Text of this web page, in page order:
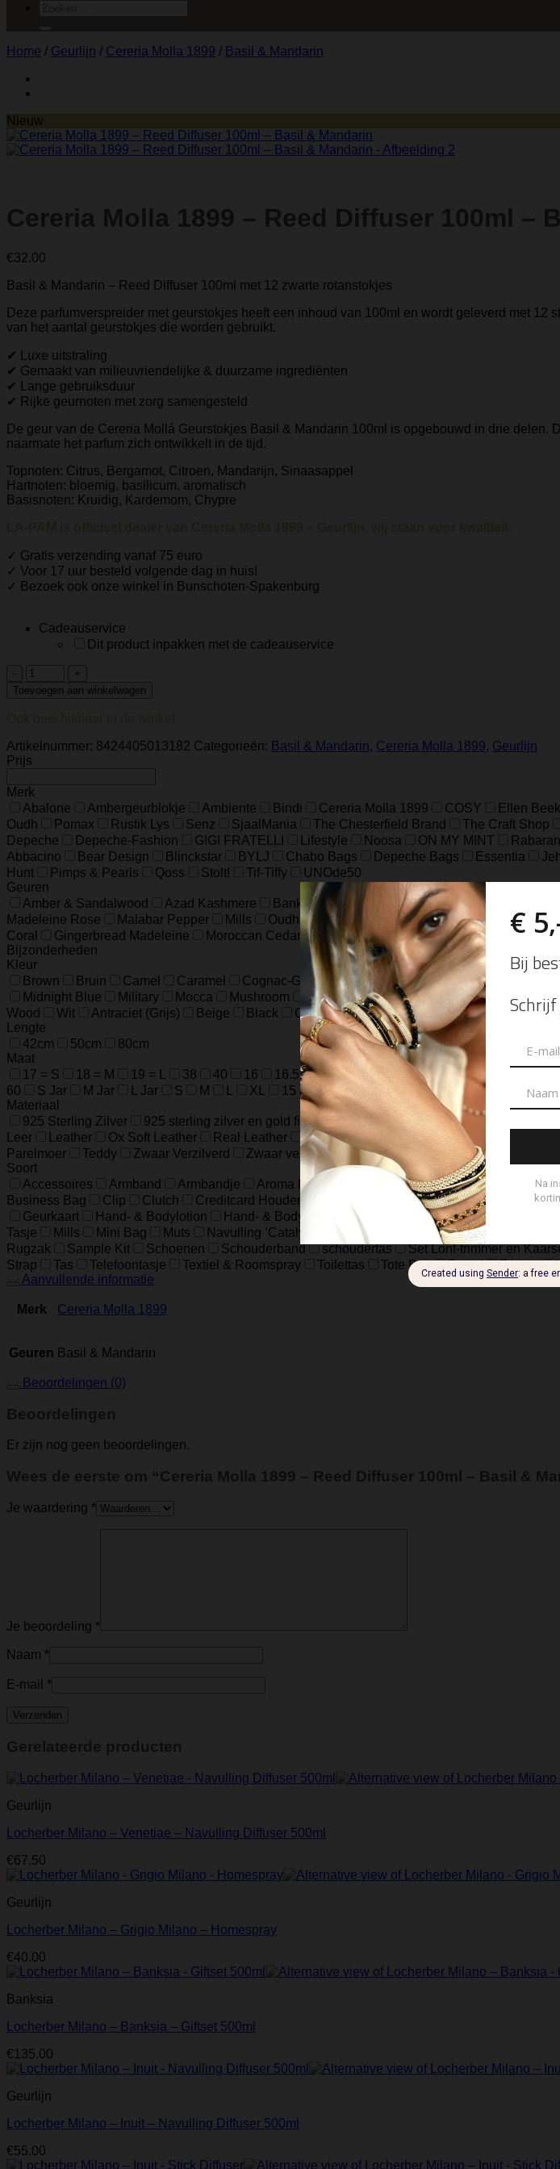
Home / Geurlijn / Cereria Molla 1899 / Basil & Mandarin
Nieuw
Cereria Molla 1899 – Reed Diffuser 100ml –
€32.00
Basil & Mandarin – Reed Diffuser 100ml met 12 zwarte rotanstokjes
Deze parfumverspreider met geurstokjes heeft een inhoud van 100ml en wordt geleverd met
van het aantal geurstokjes die worden gebruikt.
✔ Luxe uitstraling
✔ Gemaakt van milieuvriendelijke & duurzame ingrediënten
✔ Lange gebruiksduur
✔ Rijke geurnoten met zorg samengesteld
De geur van de Cereria Mollá Geurstokjes Basil & Mandarin 100ml is opgebouwd in drie
naarmate het parfum zich ontwikkelt in de tijd.
Topnoten: Citrus, Bergamot, Citroen, Mandarijn, Sinaasappel
Hartnoten: bloemig, basilicum, aromatisch
Basisnoten: Kruidig, Kardemom, Chypre
✓ Gratis verzending vanaf 75 euro
✓ Voor 17 uur besteld volgende dag in huis!
✓ Bezoek ook onze winkel in Bunschoten-Spakenburg
Cadeauservice
Dit product inpakken met de cadeauservice
Cereria
Molla
1899
Diffuser
100ml
Basil
&
Mandarin
aantal
Toevoegen aan winkelwagen
Artikelnummer: 8424405013182 Categorieën: Basil & Mandarin, Cereria Molla 1899, Geurlijn
Prijs
Merk
Abalone
Ambergeurblokje Ambiente Bindi Cereria Molla 1899 COSY Ellen
Oudh
Pomax Rustik Lys Senz SjaalMania The Chesterfield Brand The Craft Shop
Depeche
Depeche-Fashion GIGI FRATELLI Lifestyle Noosa ON MY MINT
Abbacino
Bear Design Blinckstar BYLJ Chabo Bags Depeche Bags Essentia
Hunt
Pimps & Pearls Qoss Stolt! Tif-Tiffy
UNOde50
Geuren
Amber & Sandalwood
Azad Kashmere Banksia Black Karthago Black Orchid & Lily
Madeleine Rose
Malabar Pepper Mills Oudh Polder Velvet Wood Venetiae
Coral
Gingerbread Madeleine Moroccan Cedar Mountain Pine Santal & Tonka Tea &
Bijzonderheden
Kleur
Brown
Bruin Camel Caramel Cognac-Groen-Rood Dark Wood Fel Groen
Midnight Blue
Military Mocca Mushroom Night Blue Off White Pomgranaat Rood
Wood
Wit Antraciet (Grijs) Beige Black Champagne Cognac Eucalyptus Fog
Lengte
42cm
50cm
80cm
Maat
17 = S
18 = M 19 = L 38 40 16 16.5 17.5 18.5 37 39 41
60
S Jar M Jar L Jar S M XL
15 cm / 5.9 inch
Materiaal
925 Sterling Zilver
925 sterling zilver en gold filled 925 sterling Zilver geoxideerd,
Leer
Leather Ox Soft Leather Real Leather Runder Leer Zilver Verguld
Parelmoer
Teddy Zwaar Verzilverd
Zwaar verzilverd (15 micron)
Soort
Accessoires
Armband Armbandje Aroma Diffuser Autogeur Avondtasje Bandana
Business Bag
Clip Clutch Creditcard Houder Creditcard Wallet Crossbody Eau de
Geurkaart
Hand- & Bodylotion Hand- & Bodywash Handschoen Handtas
Tasje
Mills Mini Bag Muts Navulling ‘Catalytic’ Geurbrander Navulling Reed Diffuser
Rugzak
Sample Kit Schoenen Schouderband schoudertas Set Lont-trimmer en
Strap
Tas Telefoontasje Textiel & Roomspray Toilettas Tote Bag Travel Trigger
Aanvullende informatie
Merk Cereria Molla 1899
Geuren Basil & Mandarin
Beoordelingen (0)
Beoordelingen
Er zijn nog geen beoordelingen.
Wees de eerste om “Cereria Molla 1899 – Reed Diffuser 100ml – Basil &
Je waardering *
Je beoordeling *
Naam *
E-mail *
Gerelateerde producten
Geurlijn
Locherber Milano – Venetiae – Navulling Diffuser 500ml
€67.50
Geurlijn
Locherber Milano – Grigio Milano – Homespray
€40.00
Banksia
Locherber Milano – Banksia – Giftset 500ml
€135.00
Geurlijn
Locherber Milano – Inuit – Navulling Diffuser 500ml
€55.00